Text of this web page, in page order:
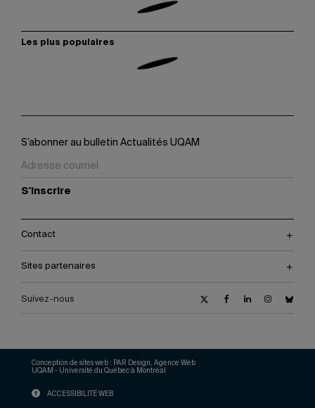
Les plus populaires
S’abonner au bulletin Actualités UQAM
S'inscrire
Contact
Sites partenaires
Suivez-nous
UQAM - Université du Québec à Montréal
Conception de sites web : PAR Design, Agence Web
ACCESSIBILITÉ WEB